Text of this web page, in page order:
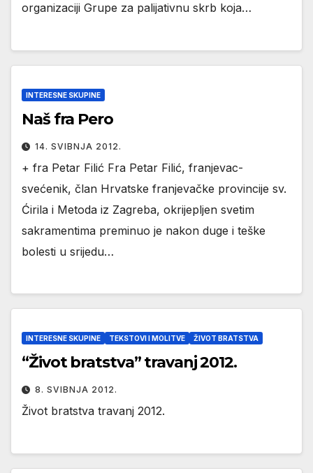
organizaciji Grupe za palijativnu skrb koja…
INTERESNE SKUPINE
Naš fra Pero
14. SVIBNJA 2012.
+ fra Petar Filić Fra Petar Filić, franjevac-
svećenik, član Hrvatske franjevačke provincije sv.
Ćirila i Metoda iz Zagreba, okrijepljen svetim
sakramentima preminuo je nakon duge i teške
bolesti u srijedu…
INTERESNE SKUPINE TEKSTOVI I MOLITVE ŽIVOT BRATSTVA
“Život bratstva” travanj 2012.
8. SVIBNJA 2012.
Život bratstva travanj 2012.